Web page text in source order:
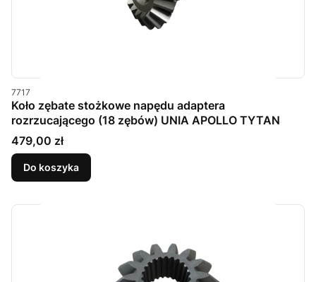
Kod produktu
7717
Koło zębate stożkowe napędu adaptera
rozrzucającego (18 zębów) UNIA APOLLO TYTAN
Cena
479,00 zł
Do koszyka